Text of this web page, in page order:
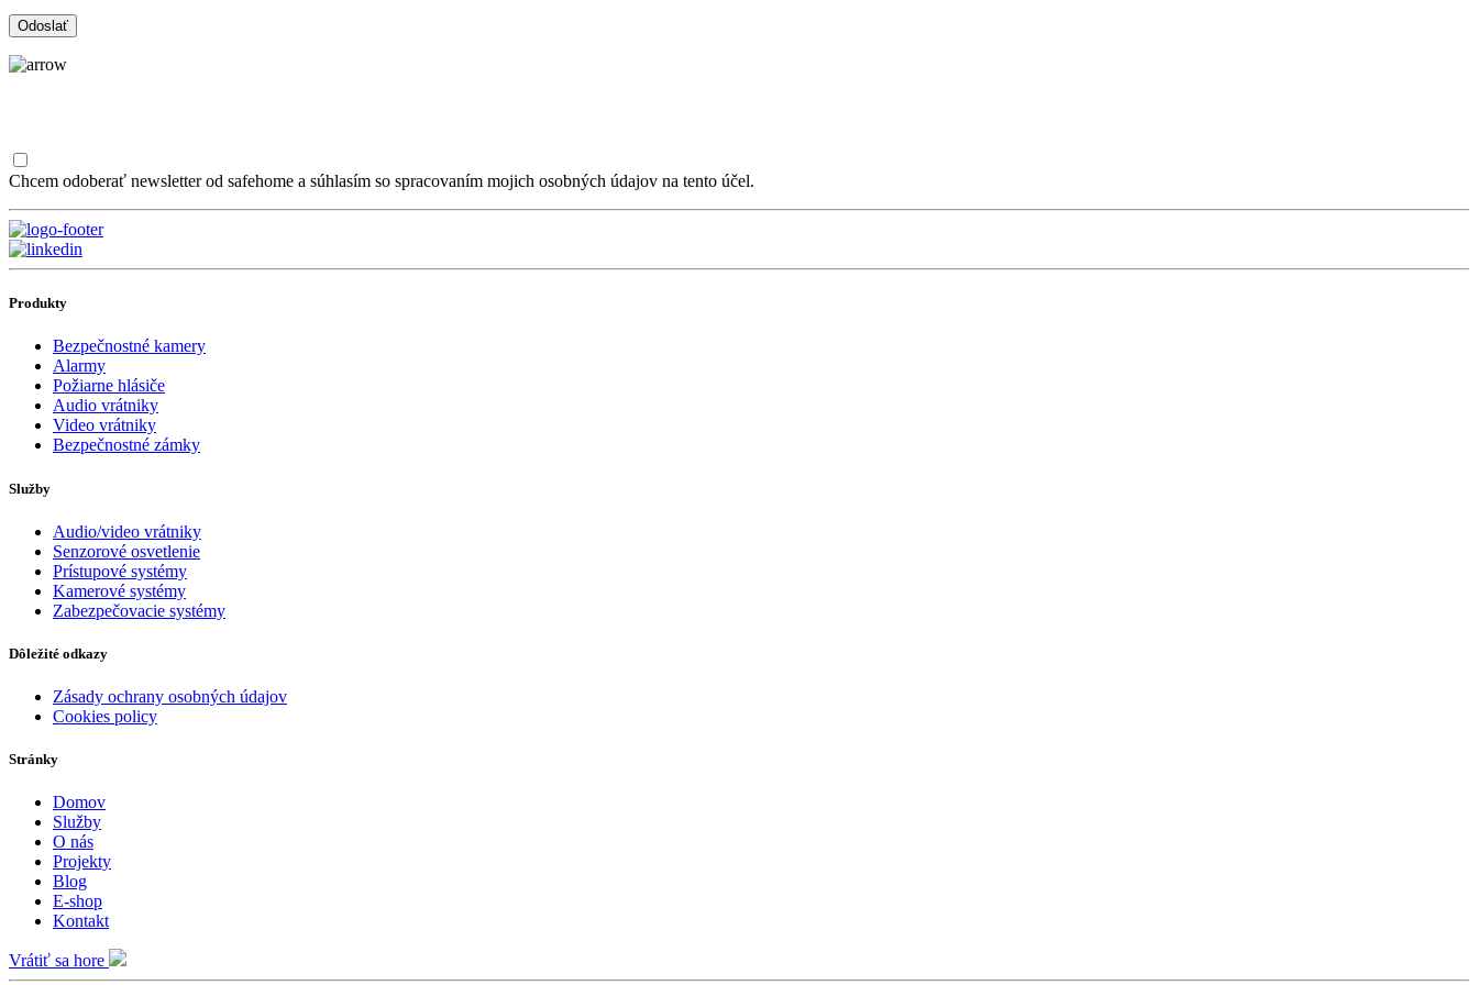
Chcem odoberať newsletter od safehome a súhlasím so spracovaním mojich osobných údajov na tento účel.
Produkty
Bezpečnostné kamery
Alarmy
Požiarne hlásiče
Audio vrátniky
Video vrátniky
Bezpečnostné zámky
Služby
Audio/video vrátniky
Senzorové osvetlenie
Prístupové systémy
Kamerové systémy
Zabezpečovacie systémy
Dôležité odkazy
Zásady ochrany osobných údajov
Cookies policy
Stránky
Domov
Služby
O nás
Projekty
Blog
E-shop
Kontakt
Vrátiť sa hore